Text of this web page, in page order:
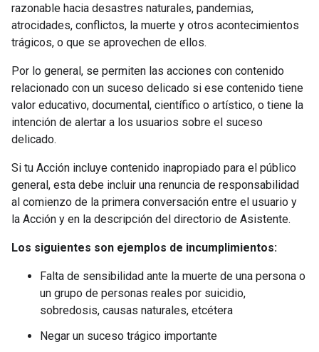
razonable hacia desastres naturales, pandemias,
atrocidades, conflictos, la muerte y otros acontecimientos
trágicos, o que se aprovechen de ellos.
Por lo general, se permiten las acciones con contenido
relacionado con un suceso delicado si ese contenido tiene
valor educativo, documental, científico o artístico, o tiene la
intención de alertar a los usuarios sobre el suceso
delicado.
Si tu Acción incluye contenido inapropiado para el público
general, esta debe incluir una renuncia de responsabilidad
al comienzo de la primera conversación entre el usuario y
la Acción y en la descripción del directorio de Asistente.
Los siguientes son ejemplos de incumplimientos:
Falta de sensibilidad ante la muerte de una persona o
un grupo de personas reales por suicidio,
sobredosis, causas naturales, etcétera
Negar un suceso trágico importante